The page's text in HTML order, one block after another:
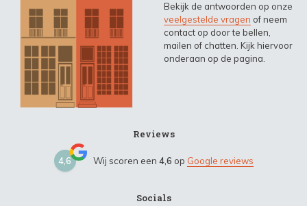
Bekijk de antwoorden op onze
veelgestelde vragen of neem
contact op door te bellen,
mailen of chatten. Kijk hiervoor
onderaan op de pagina.
Reviews
4,6 Wij scoren een 4,6 op Google reviews
Socials